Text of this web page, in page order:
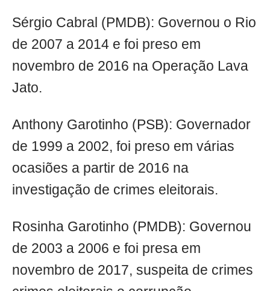
Sérgio Cabral (PMDB): Governou o Rio
de 2007 a 2014 e foi preso em
novembro de 2016 na Operação Lava
Jato.
Anthony Garotinho (PSB): Governador
de 1999 a 2002, foi preso em várias
ocasiões a partir de 2016 na
investigação de crimes eleitorais.
Rosinha Garotinho (PMDB): Governou
de 2003 a 2006 e foi presa em
novembro de 2017, suspeita de crimes